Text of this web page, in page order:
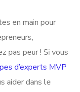
en main pour
pas peur ! Si vous
d’experts MVP
aider dans le